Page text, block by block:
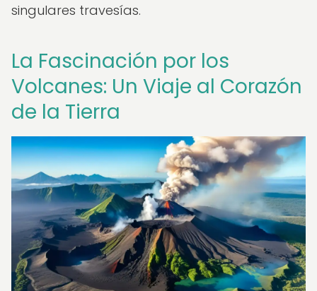
singulares travesías.
La Fascinación por los
Volcanes: Un Viaje al Corazón
de la Tierra